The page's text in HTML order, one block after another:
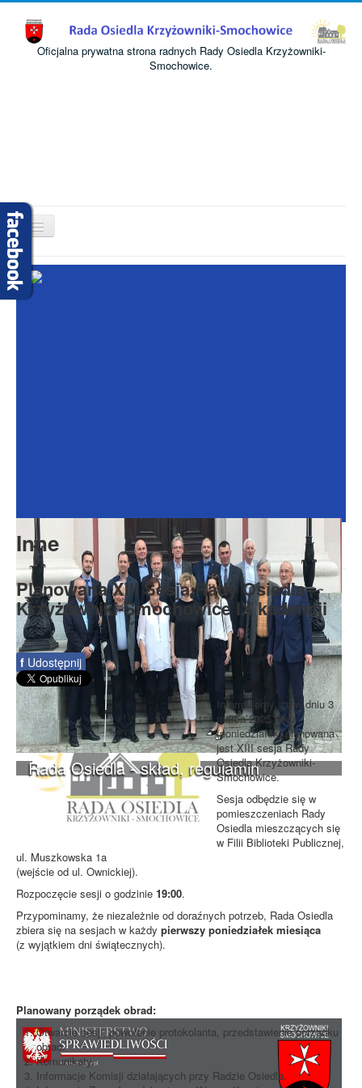
Oficjalna prywatna strona radnych Rady Osiedla Krzyżowniki-
Smochowice.
Przełącz
nawigację
Start
O nas
Rada Seniorów
Rada Osiedla - skład, regulamin
Inne
Planowana XIII Sesja Rady Osiedla
Krzyżowniki-Smochowice IX kadencji
f Udostępnij
Informujemy, że w dniu 3
marca 2025 roku
(poniedziałek) planowana
jest XIII sesja Rady
Osiedla Krzyżowniki-
Smochowice.
Sesja odbędzie się w
pomieszczeniach Rady
Osiedla mieszczących się
w Filii Biblioteki Publicznej,
ul. Muszkowska 1a
(wejście od ul. Ownickiej).
Rozpoczęcie sesji o godzinie 19:00.
Przypominamy, że niezależnie od doraźnych potrzeb, Rada Osiedla
zbiera się na sesjach w każdy pierwszy poniedziałek miesiąca
(z wyjątkiem dni świątecznych).
Planowany porządek obrad:
Otwarcie sesji, powołanie protokolanta, przedstawienie porządku
obrad.
Komunikaty.
Informacje Komisji działających przy Radzie Osiedla.